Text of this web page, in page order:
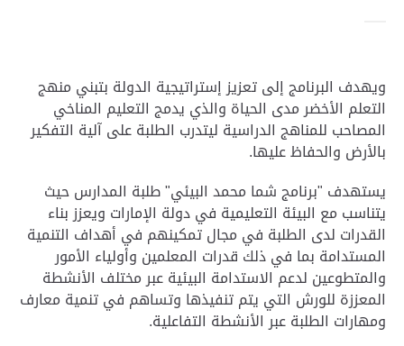
ويهدف البرنامج إلى تعزيز إستراتيجية الدولة بتبني منهج
التعلم الأخضر مدى الحياة والذي يدمج التعليم المناخي
المصاحب للمناهج الدراسية ليتدرب الطلبة على آلية التفكير
بالأرض والحفاظ عليها.
يستهدف "برنامج شما محمد البيئي" طلبة المدارس حيث
يتناسب مع البيئة التعليمية في دولة الإمارات ويعزز بناء
القدرات لدى الطلبة في مجال تمكينهم في أهداف التنمية
المستدامة بما في ذلك قدرات المعلمين وأولياء الأمور
والمتطوعين لدعم الاستدامة البيئية عبر مختلف الأنشطة
المعززة للورش التي يتم تنفيذها وتساهم في تنمية معارف
ومهارات الطلبة عبر الأنشطة التفاعلية.